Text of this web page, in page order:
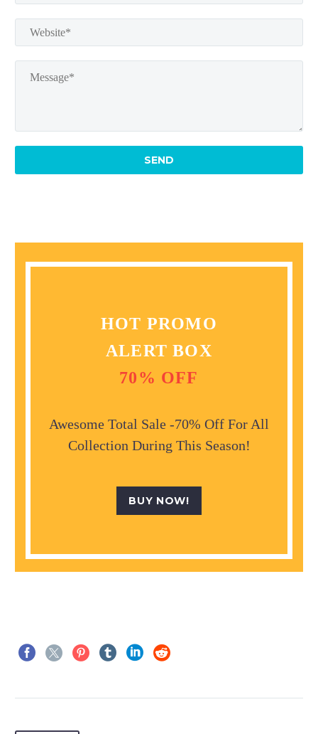
HOT PROMO
ALERT BOX
70% OFF
Awesome Total Sale -70% Off For All
Collection During This Season!
BUY NOW!